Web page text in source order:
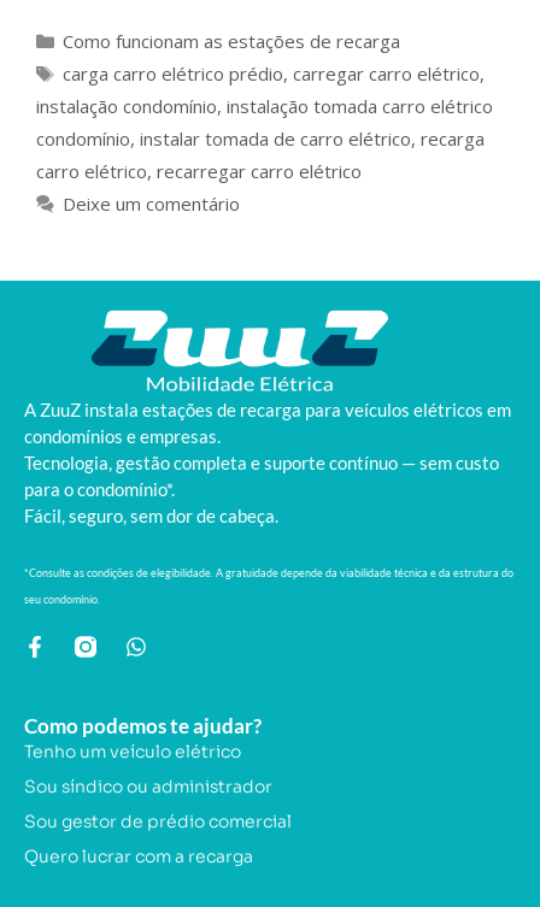
Como funcionam as estações de recarga
carga carro elétrico prédio, carregar carro elétrico,
instalação condomínio, instalação tomada carro elétrico
condomínio, instalar tomada de carro elétrico, recarga
carro elétrico, recarregar carro elétrico
Deixe um comentário
A ZuuZ instala estações de recarga para veículos elétricos em
condomínios e empresas.
Tecnologia, gestão completa e suporte contínuo — sem custo
para o condomínio*.
Fácil, seguro, sem dor de cabeça.
*Consulte as condições de elegibilidade. A gratuidade depende da viabilidade técnica e da estrutura do
seu condomínio.
Como podemos te ajudar?
Tenho um veículo elétrico
Sou síndico ou administrador
Sou gestor de prédio comercial
Quero lucrar com a recarga